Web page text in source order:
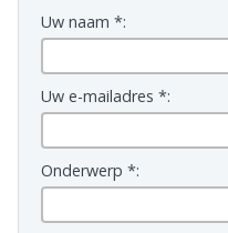
Uw naam *:
Uw e-mailadres *:
Onderwerp *: